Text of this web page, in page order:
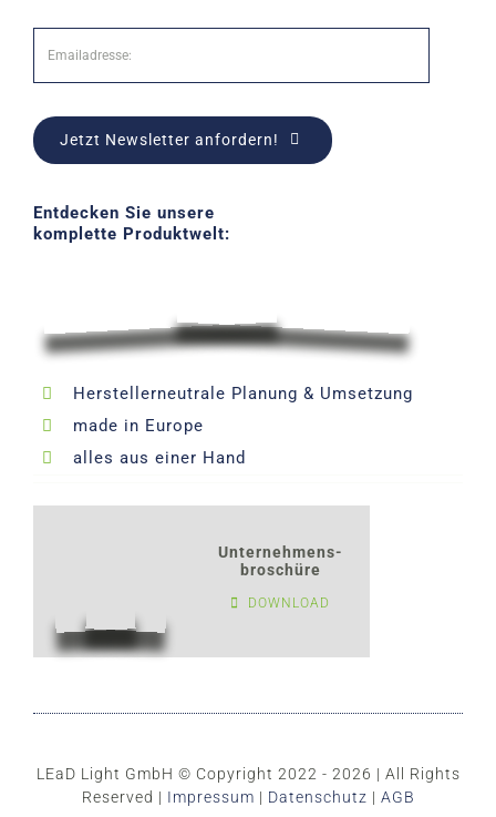
Jetzt Newsletter anfordern!
Entdecken Sie unsere
komplette Produktwelt:
Herstellerneutrale Planung & Umsetzung
made in Europe
alles aus einer Hand
Unternehmens-
broschüre
DOWNLOAD
LEaD Light GmbH © Copyright 2022 - 2026 | All Rights
Reserved | Impressum | Datenschutz | AGB